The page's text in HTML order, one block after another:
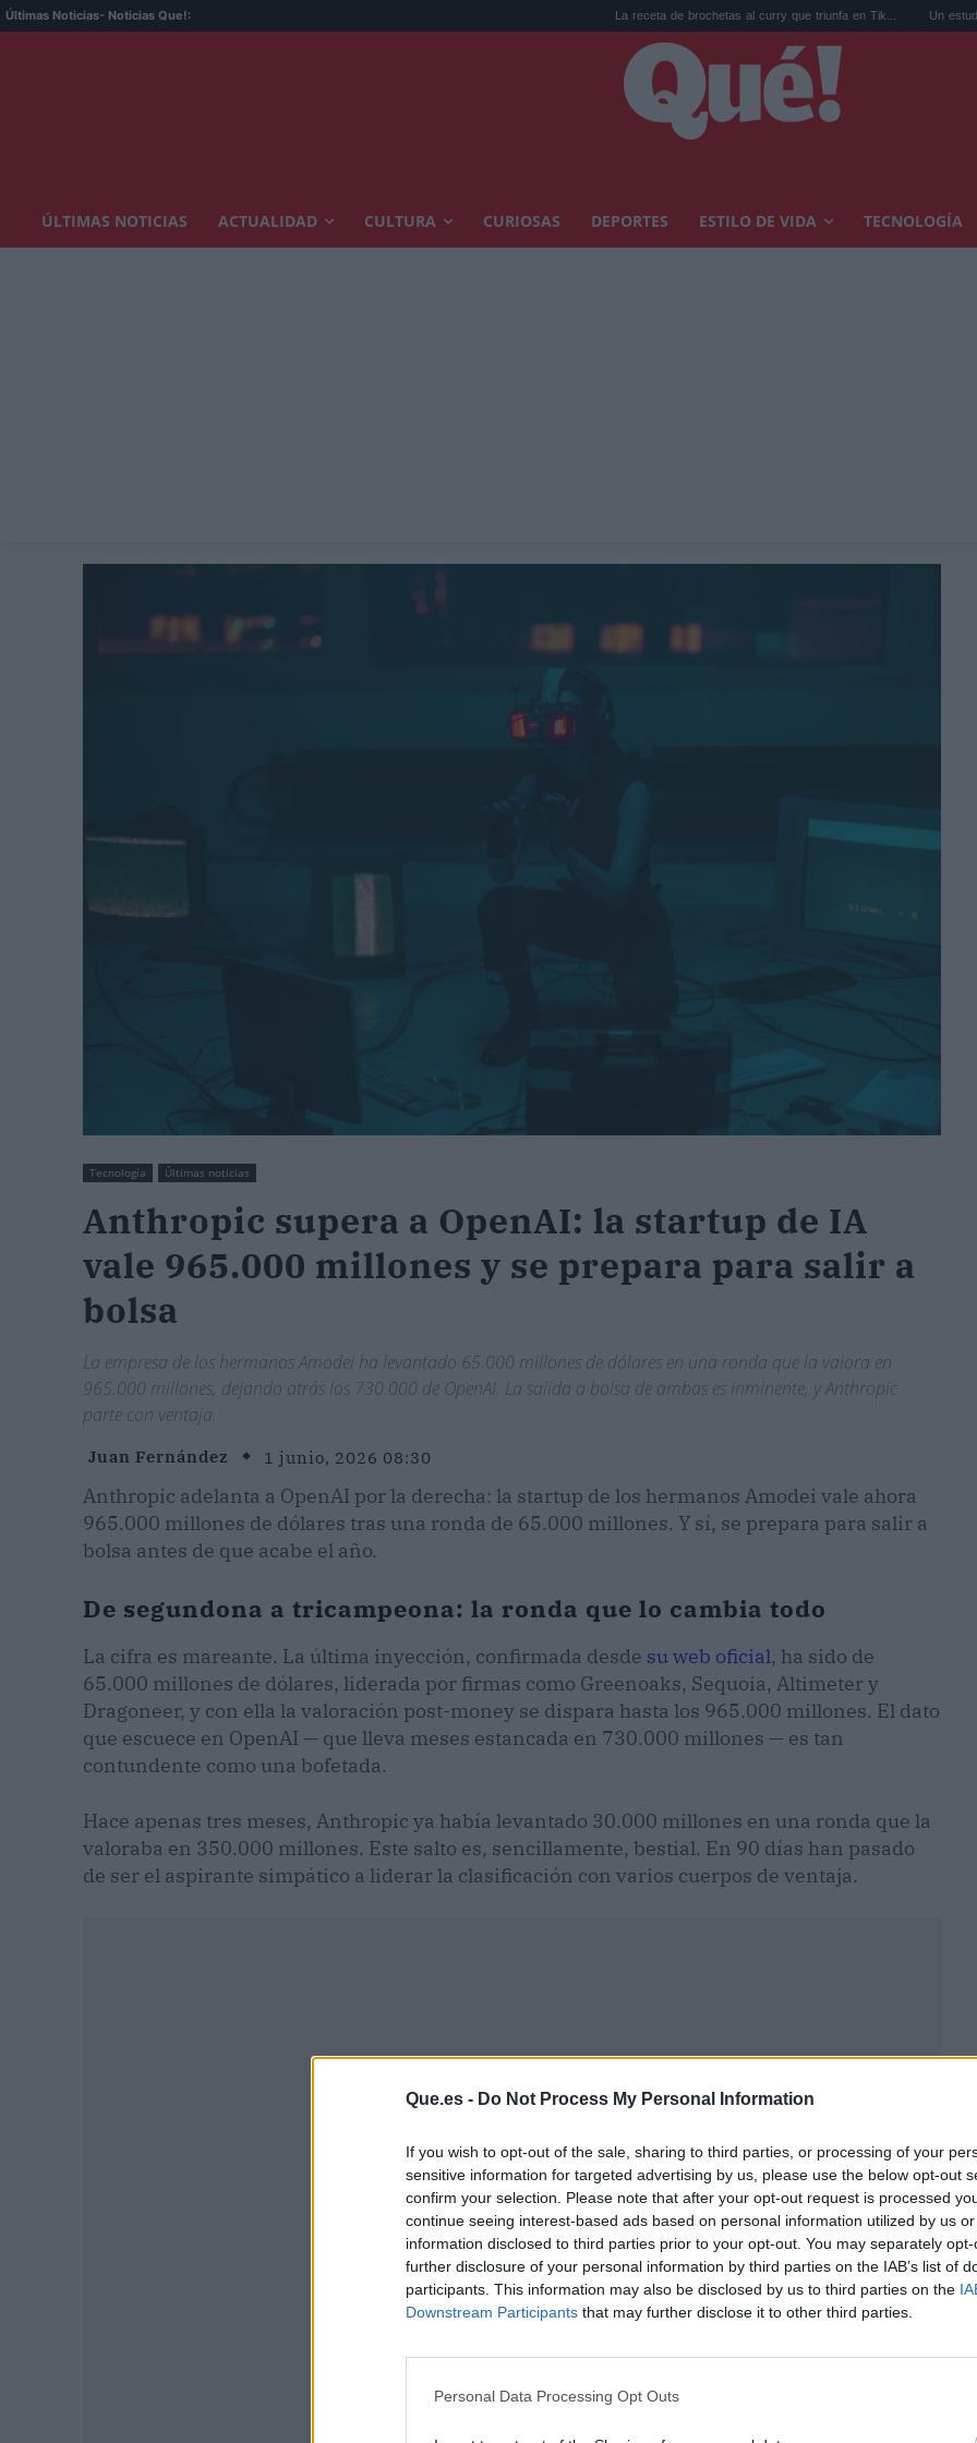
Que.es - Do Not Process My Personal Information
If you wish to opt-out of the sale, sharing to third parties, or processing of your
sensitive information for targeted advertising by us, please use the below opt-out
confirm your selection. Please note that after your opt-out request is processed
continue seeing interest-based ads based on personal information utilized by us
information disclosed to third parties prior to your opt-out. You may separately
further disclosure of your personal information by third parties on the IAB’s list of
participants. This information may also be disclosed by us to third parties on the
Downstream Participants that may further disclose it to other third parties.
Personal Data Processing Opt Outs
Últimas Noticias- Noticias Que!: La receta de brochetas al curry que triunfa en Tik... Un estudio revela que
ÚLTIMAS NOTICIAS ACTUALIDAD CULTURA CURIOSAS DEPORTES ESTILO DE VIDA TECNOLOGÍA
Tecnología Últimas noticias
Anthropic supera a OpenAI: la startup de IA
vale 965.000 millones y se prepara para salir a
bolsa
La empresa de los hermanos Amodei ha levantado 65.000 millones de dólares en una ronda que la valora en
965.000 millones, dejando atrás los 730.000 de OpenAI. La salida a bolsa de ambas es inminente, y Anthropic
parte con ventaja.
Juan Fernández 1 junio, 2026 08:30
Anthropic adelanta a OpenAI por la derecha: la startup de los hermanos Amodei vale ahora
965.000 millones de dólares tras una ronda de 65.000 millones. Y sí, se prepara para salir a
bolsa antes de que acabe el año.
De segundona a tricampeona: la ronda que lo cambia todo
La cifra es mareante. La última inyección, confirmada desde su web oficial, ha sido de
65.000 millones de dólares, liderada por firmas como Greenoaks, Sequoia, Altimeter y
Dragoneer, y con ella la valoración post-money se dispara hasta los 965.000 millones. El dato
que escuece en OpenAI — que lleva meses estancada en 730.000 millones — es tan
contundente como una bofetada.
Hace apenas tres meses, Anthropic ya había levantado 30.000 millones en una ronda que la
valoraba en 350.000 millones. Este salto es, sencillamente, bestial. En 90 días han pasado
de ser el aspirante simpático a liderar la clasificación con varios cuerpos de ventaja.
Publicidad